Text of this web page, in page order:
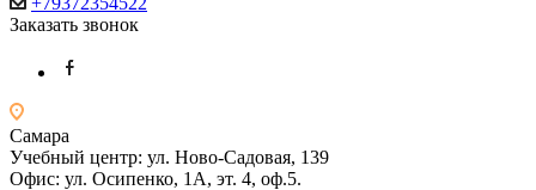
Заказать звонок
Самара
Учебный центр: ул. Ново-Садовая, 139
Офис: ул. Осипенко, 1А, эт. 4, оф.5.